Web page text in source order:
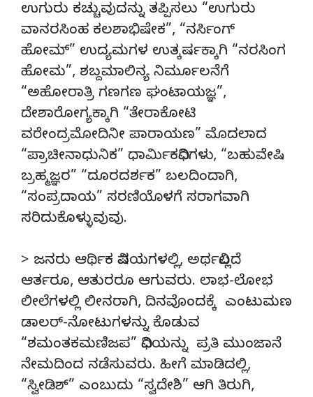
ಉಗುರು ಕಚ್ಚುವುದನ್ನು ತಪ್ಪಿಸಲು “ಉಗುರು
ವಾನರಸಿಂಹ ಕಲಶಾಭಿಷೇಕ”, “ನರ್ಸಿಂಗ್
ಹೋಮ್” ಉದ್ಯಮಗಳ ಉತ್ಕರ್ಷಕ್ಕಾಗಿ “ನರಸಿಂಗ
ಹೋಮ”, ಶಬ್ದಮಾಲಿನ್ಯ ನಿರ್ಮೂಲನೆಗೆ
“ಅಹೋರಾತ್ರಿ ಗಣಗಣ ಘಂಟಾಯಜ್ಞ”,
ದೇಶಾರೋಗ್ಯಕ್ಕಾಗಿ “ತೇರಾಕೋಟಿ
ವರೇಂದ್ರಮೋದಿನೀ ಪಾರಾಯಣ” ಮೊದಲಾದ
“ಪ್ರಾಚೀನಾಧುನಿಕ” ಧಾರ್ಮಿಕವಿಧಿಗಳು, “ಬಹುವೇಷಿ
ಬ್ರಹ್ಮಜ್ಞರ” “ದೂರದರ್ಶಕ” ಬಲದಿಂದಾಗಿ,
“ಸಂಪ್ರದಾಯ” ಸರಣಿಯೊಳಗೆ ಸರಾಗವಾಗಿ
ಸರಿದುಕೊಳ್ಳುವುವು.
> ಜನರು ಆರ್ಥಿಕ ವಿಷಯಗಳಲ್ಲಿ, ಅರ್ಥವಿಲ್ಲದೆ
ಆರ್ತರೂ, ಆತುರರೂ ಆಗುವರು. ಲಾಭ-ಲೋಭ
ಲೀಲೆಗಳಲ್ಲಿ ಲೀನರಾಗಿ, ದಿನವೊಂದಕ್ಕೆ ಎಂಟುಮಣ
ಡಾಲರ್-ನೋಟುಗಳನ್ನು ಕೊಡುವ
“ಶಮಂತಕಮಣಿಜಪ” ವಿಧಿಯನ್ನು ಪ್ರತಿ ಮುಂಜಾನೆ
ನೇಮದಿಂದ ನಡೆಸುವರು. ಹೀಗೆ ಮಾಡಿದಲ್ಲಿ,
“ಸ್ವೀಡಿಶ್” ಎಂಬುದು “ಸ್ವದೇಶಿ” ಆಗಿ ತಿರುಗಿ,